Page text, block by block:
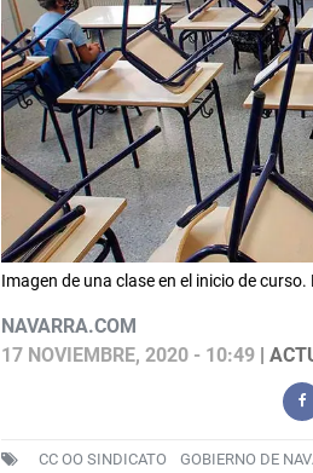
Imagen de una clase en el inicio de curso.
NAVARRA.COM
17 NOVIEMBRE, 2020 - 10:49|
CC OO SINDICATO GOBIERNO DE